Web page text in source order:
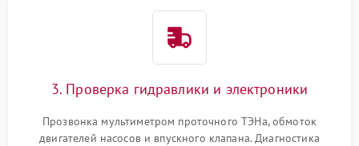
3. Проверка гидравлики и электроники
Прозвонка мультиметром проточного ТЭНа, обмоток
двигателей насосов и впускного клапана. Диагностика